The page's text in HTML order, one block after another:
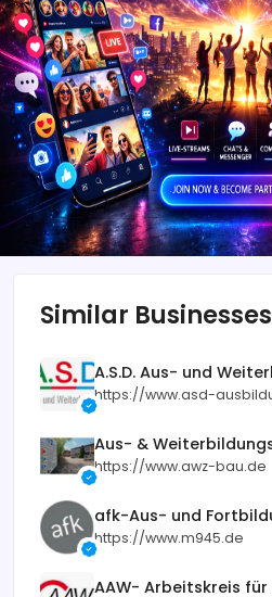
Similar Businesses
https://www.awz-bau.de
https://www.m945.de